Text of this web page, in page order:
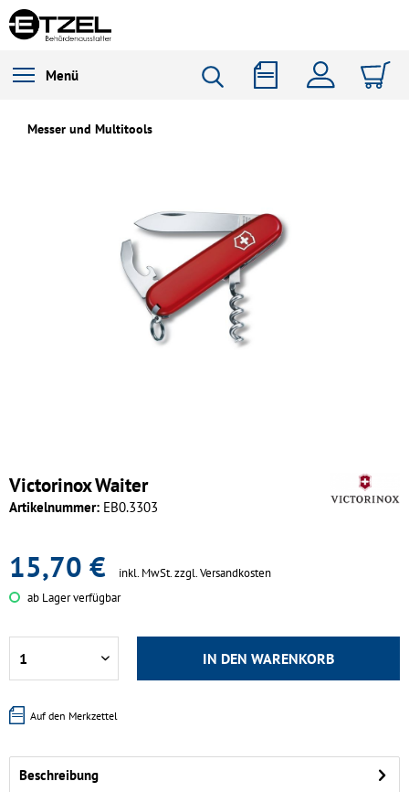
Menü
Messer und Multitools
Victorinox Waiter
Artikelnummer: EB0.3303
15,70 € inkl. MwSt.zzgl. Versandkosten
ab Lager verfügbar
IN DEN WARENKORB
Auf den Merkzettel
Beschreibung